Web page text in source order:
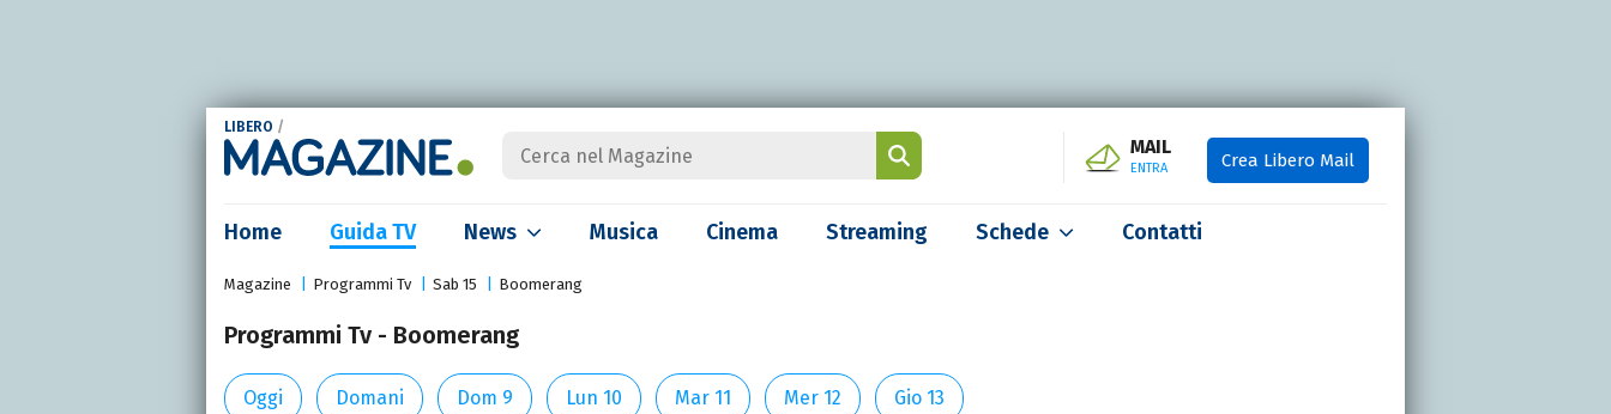
LIBERO /
MAIL
ENTRA Crea Libero Mail
Home Guida TV News Musica Cinema Streaming Schede Contatti
Magazine Programmi Tv Sab 15 Boomerang
Programmi Tv - Boomerang
Oggi Domani Dom 9 Lun 10 Mar 11 Mer 12 Gio 13